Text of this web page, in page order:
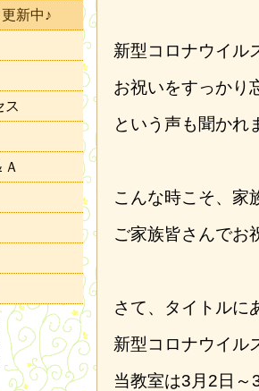
新型コロナウイル
お祝いをすっかり
という声も聞かれ
こんな時こそ、家
ご家族皆さんでお
さて、タイトルに
新型コロナウイル
当教室は3月2日～
新中♪
ス